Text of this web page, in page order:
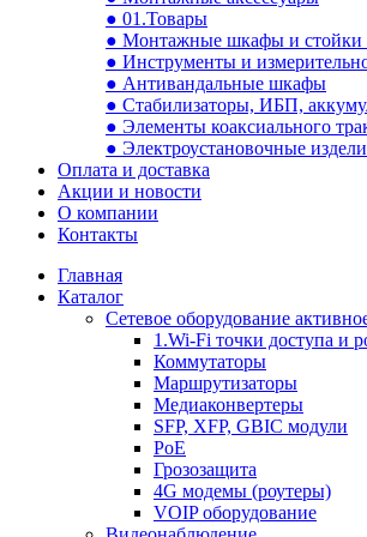
● 01.Товары
● Монтажные шкафы и стойки
● Инструменты и
● Антивандальные шкафы
● Стабилизаторы, ИБП,
● Элементы коаксиального
● Электроустановочные
Оплата и доставка
Акции и новости
О компании
Контакты
Главная
Каталог
Сетевое оборудование
1.Wi-Fi точки доступа и
Коммутаторы
Маршрутизаторы
Медиаконвертеры
SFP, XFP, GBIC модули
PoE
Грозозащита
4G модемы (роутеры)
VOIP оборудование